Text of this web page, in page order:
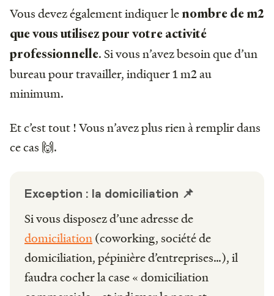
Vous devez également indiquer le nombre de m2
que vous utilisez pour votre activité
professionnelle. Si vous n’avez besoin que d’un
bureau pour travailler, indiquer 1 m2 au
minimum.
Et c’est tout ! Vous n’avez plus rien à remplir dans
ce cas 🙌.
Exception : la domiciliation 📌
Si vous disposez d’une adresse de
domiciliation(coworking, société de
domiciliation, pépinière d’entreprises…), il
faudra cocher la case « domiciliation